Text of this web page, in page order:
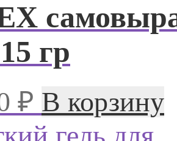
гр
₽ В корзину